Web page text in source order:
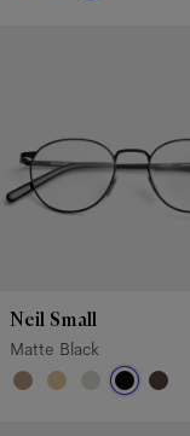
Neil Small
Matte Black